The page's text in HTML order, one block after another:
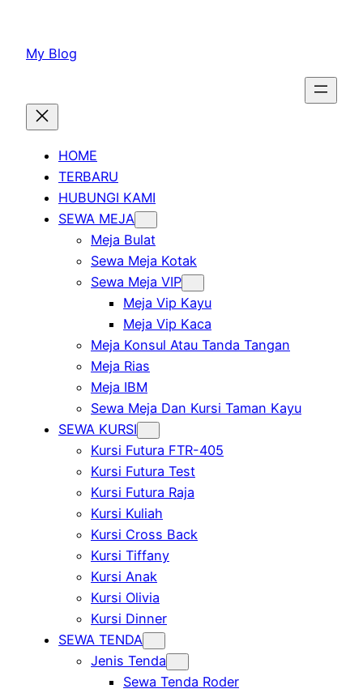
konten
My Blog
HOME
TERBARU
HUBUNGI KAMI
SEWA MEJA
Meja Bulat
Sewa Meja Kotak
Sewa Meja VIP
Meja Vip Kayu
Meja Vip Kaca
Meja Konsul Atau Tanda Tangan
Meja Rias
Meja IBM
Sewa Meja Dan Kursi Taman Kayu
SEWA KURSI
Kursi Futura FTR-405
Kursi Futura Test
Kursi Futura Raja
Kursi Kuliah
Kursi Cross Back
Kursi Tiffany
Kursi Anak
Kursi Olivia
Kursi Dinner
SEWA TENDA
Jenis Tenda
Sewa Tenda Roder